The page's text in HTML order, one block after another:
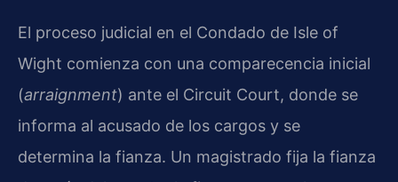
El proceso judicial en el Condado de Isle of
Wight comienza con una comparecencia inicial
(arraignment) ante el Circuit Court, donde se
informa al acusado de los cargos y se
determina la fianza. Un magistrado fija la fianza